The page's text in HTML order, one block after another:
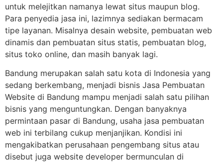
untuk melejitkan namanya lewat situs maupun blog.
Para penyedia jasa ini, lazimnya sediakan bermacam
tipe layanan. Misalnya desain website, pembuatan web
dinamis dan pembuatan situs statis, pembuatan blog,
situs toko online, dan masih banyak lagi.
Bandung merupakan salah satu kota di Indonesia yang
sedang berkembang, menjadi bisnis Jasa Pembuatan
Website di Bandung mampu menjadi salah satu pilihan
bisnis yang menguntungkan. Dengan banyaknya
permintaan pasar di Bandung, usaha jasa pembuatan
web ini terbilang cukup menjanjikan. Kondisi ini
mengakibatkan perusahaan pengembang situs atau
disebut juga website developer bermunculan di